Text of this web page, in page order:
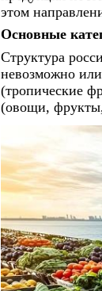
этом
Основные
Структура
невозможно
(тропические
(овощи,